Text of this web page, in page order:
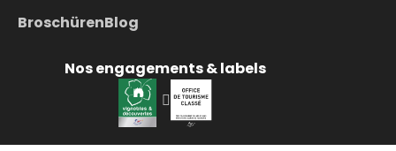
BroschürenBlog
Nos engagements & labels